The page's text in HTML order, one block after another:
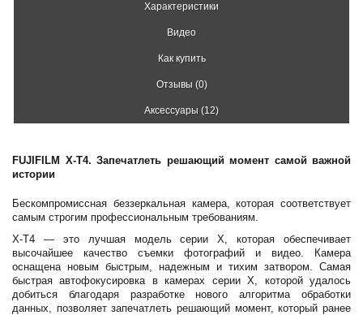
Характеристики
Видео
Как купить
Отзывы (0)
Аксессуары (12)
FUJIFILM X-T4. Запечатлеть решающий момент самой важной
истории
Бескомпромиссная беззеркальная камера, которая соответствует
самым строгим профессиональным требованиям.
X-T4 — это лучшая модель серии X, которая обеспечивает
высочайшее качество съемки фотографий и видео. Камера
оснащена новым быстрым, надежным и тихим затвором. Самая
быстрая автофокусировка в камерах серии X, которой удалось
добиться благодаря разработке нового алгоритма обработки
данных, позволяет запечатлеть решающий момент, который ранее